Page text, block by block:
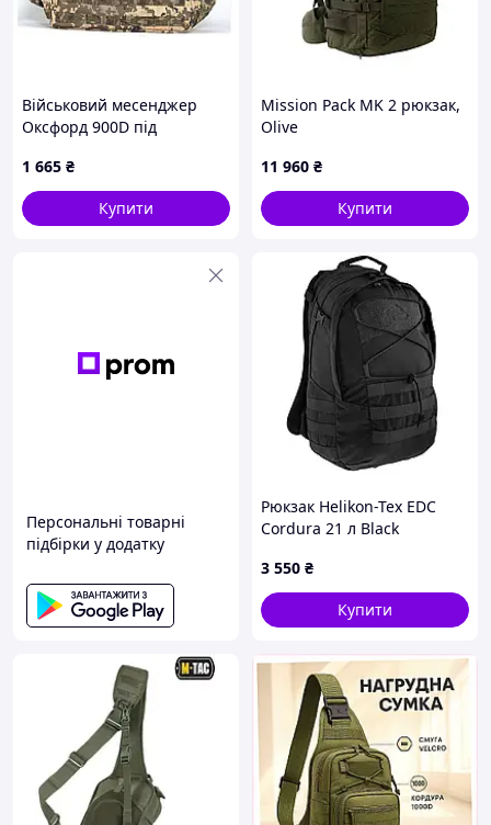
Військовий месенджер
Оксфорд 900D під
1 665 ₴
Купити
Mission Pack MK 2 рюкзак,
Olive
11 960 ₴
Купити
Персональні товарні
підбірки у додатку
Рюкзак Helikon-Tex EDC
Cordura 21 л Black
3 550 ₴
Купити